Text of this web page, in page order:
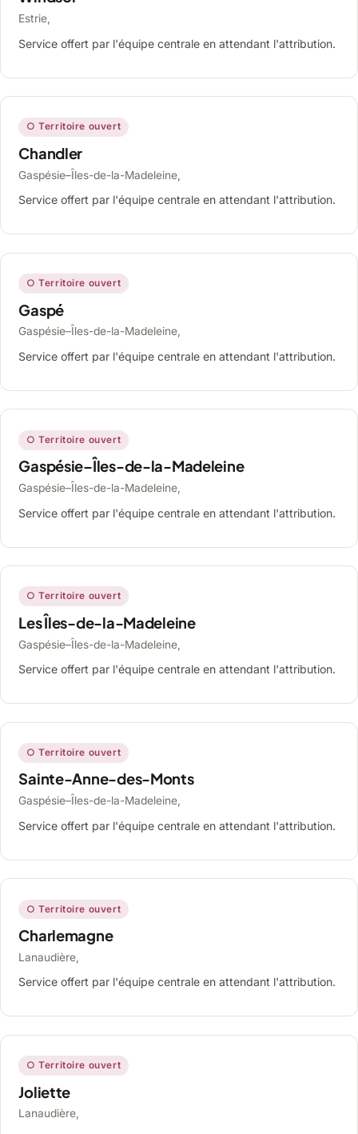
Estrie,
Service offert par l'équipe centrale en attendant l'attribution.
○ Territoire ouvert
Chandler
Gaspésie–Îles-de-la-Madeleine,
Service offert par l'équipe centrale en attendant l'attribution.
○ Territoire ouvert
Gaspé
Gaspésie–Îles-de-la-Madeleine,
Service offert par l'équipe centrale en attendant l'attribution.
○ Territoire ouvert
Gaspésie–Îles-de-la-Madeleine
Gaspésie–Îles-de-la-Madeleine,
Service offert par l'équipe centrale en attendant l'attribution.
○ Territoire ouvert
Les Îles-de-la-Madeleine
Gaspésie–Îles-de-la-Madeleine,
Service offert par l'équipe centrale en attendant l'attribution.
○ Territoire ouvert
Sainte-Anne-des-Monts
Gaspésie–Îles-de-la-Madeleine,
Service offert par l'équipe centrale en attendant l'attribution.
○ Territoire ouvert
Charlemagne
Lanaudière,
Service offert par l'équipe centrale en attendant l'attribution.
○ Territoire ouvert
Joliette
Lanaudière,